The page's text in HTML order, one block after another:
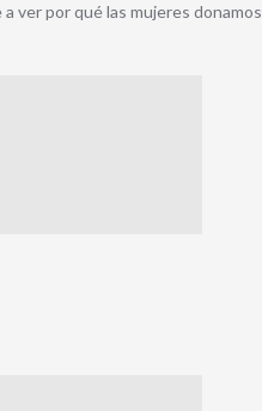
ver por qué las mujeres donamos